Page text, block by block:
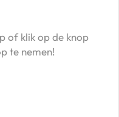
of klik op de knop
te nemen!